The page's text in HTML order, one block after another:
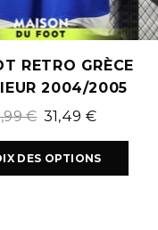
RETRO GRÈCE
2004/2005
€ 31,49 €
DES OPTIONS